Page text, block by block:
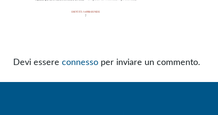
Devi essere connesso per inviare un commento.